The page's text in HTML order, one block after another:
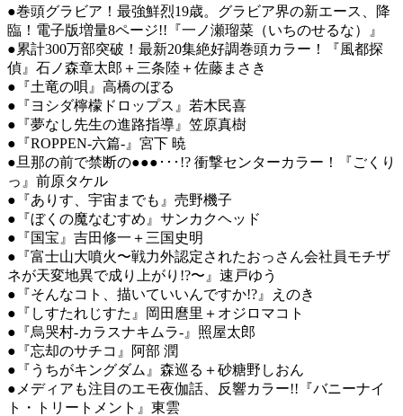
●巻頭グラビア！最強鮮烈19歳。グラビア界の新エース、降
臨！電子版増量8ページ!!『一ノ瀬瑠菜（いちのせるな）』
●累計300万部突破！最新20集絶好調巻頭カラー！『風都探
偵』石ノ森章太郎＋三条陸＋佐藤まさき
●『土竜の唄』高橋のぼる
●『ヨシダ檸檬ドロップス』若木民喜
●『夢なし先生の進路指導』笠原真樹
●『ROPPEN-六篇-』宮下 暁
●旦那の前で禁断の●●●･･･!? 衝撃センターカラー！『ごくり
っ』前原タケル
●『ありす、宇宙までも』売野機子
●『ぼくの魔なむすめ』サンカクヘッド
●『国宝』吉田修一＋三国史明
●『富士山大噴火〜戦力外認定されたおっさん会社員モチザ
ネが天変地異で成り上がり!?〜』速戸ゆう
●『そんなコト、描いていいんですか!?』えのき
●『しすたれじすた』岡田麿里＋オジロマコト
●『烏哭村-カラスナキムラ-』照屋太郎
●『忘却のサチコ』阿部 潤
●『うちがキングダム』森巡る＋砂糖野しおん
●メディアも注目のエモ夜伽話、反響カラー!!『バニーナイ
ト・トリートメント』東雲